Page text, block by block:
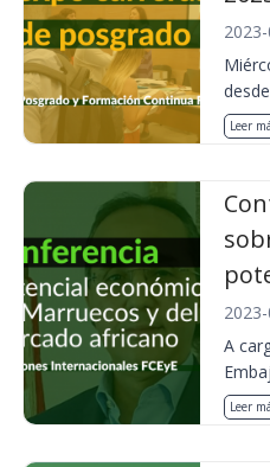
Leer
A
Leer